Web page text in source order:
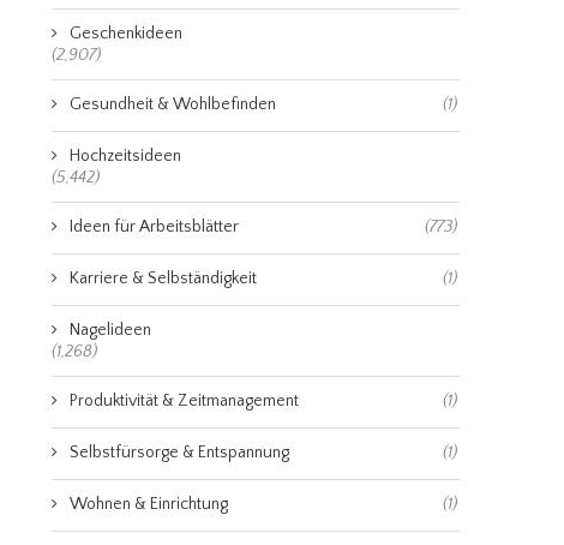
Geschenkideen
(2,907)
Gesundheit & Wohlbefinden (1)
Hochzeitsideen
(5,442)
Ideen für Arbeitsblätter (773)
Karriere & Selbständigkeit (1)
Nagelideen
(1,268)
Produktivität & Zeitmanagement (1)
Selbstfürsorge & Entspannung (1)
Wohnen & Einrichtung (1)